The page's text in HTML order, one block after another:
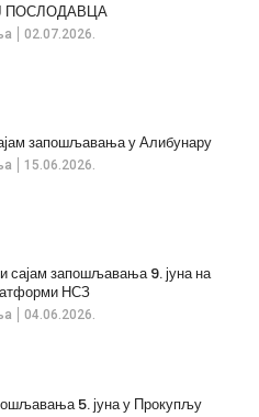
02.07.2026.
ПОСЛОДАВЦА
15.06.2026.
запошљавања у Алибунару
04.06.2026.
сајам запошљавања 9. јуна на
НСЗ
5. јуна у Прокупљу